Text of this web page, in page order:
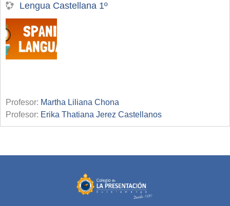
Lengua Castellana 1º
Profesor: Martha Liliana Chona
Profesor: Erika Thatiana Jerez Castellanos